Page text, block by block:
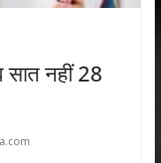
नहीं 28